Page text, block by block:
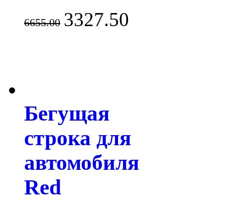
6655.00 3327.50
Бегущая
строка для
автомобиля
Red